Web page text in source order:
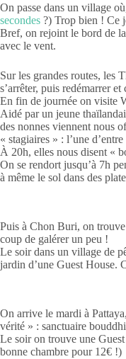
On passe dans un village
secondes ?) Trop bien ! Ce
Bref, on rejoint le bord de
avec le vent.
Sur les grandes routes, les
s’arrêter, puis redémarrer
En fin de journée on visite
Aidé par un jeune
des nonnes viennent nous
« stagiaires » : l’une
À 20h, elles nous disent «
On se rendort jusqu’à 7h
à même le sol dans des
Puis à Chon Buri, on trouve
coup de galérer un peu !
Le soir dans un village de
jardin d’une Guest House.
On arrive le mardi à
vérité » : sanctuaire
Le soir on trouve une
bonne chambre pour 12€ !)